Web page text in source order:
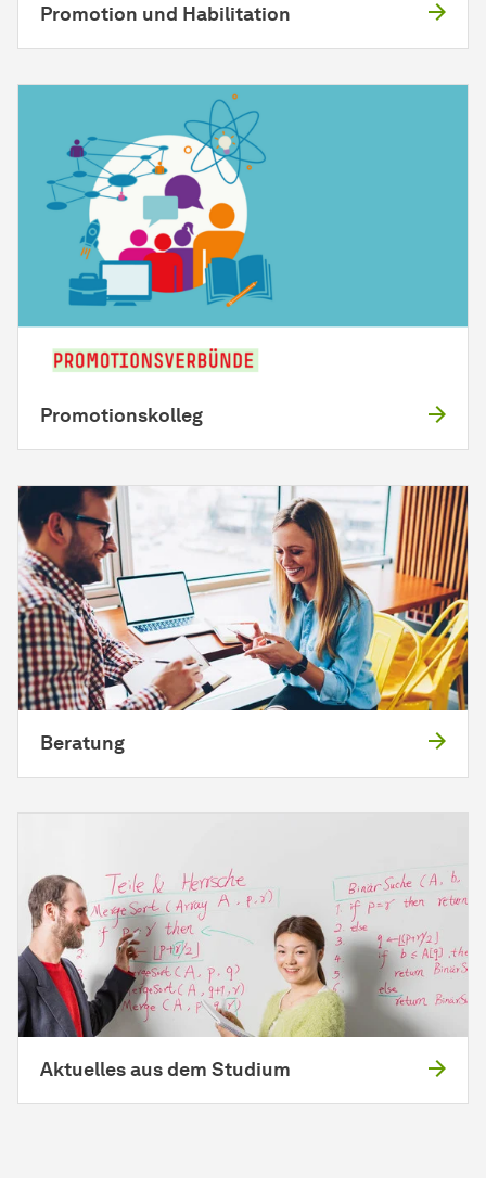
Promotion und Habilitation
Promotionskolleg
Beratung
Aktuelles aus dem Studium